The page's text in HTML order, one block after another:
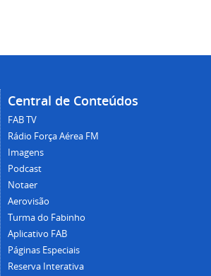
Central de Conteúdos
FAB TV
Rádio Força Aérea FM
Imagens
Podcast
Notaer
Aerovisão
Turma do Fabinho
Aplicativo FAB
Páginas Especiais
Reserva Interativa